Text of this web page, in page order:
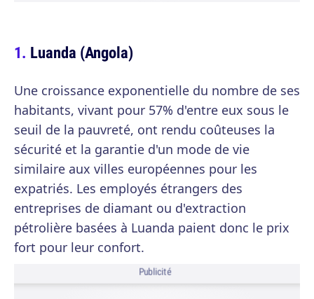
Luanda (Angola)
Une croissance exponentielle du nombre de ses
habitants, vivant pour 57% d'entre eux sous le
seuil de la pauvreté, ont rendu coûteuses la
sécurité et la garantie d'un mode de vie
similaire aux villes européennes pour les
expatriés. Les employés étrangers des
entreprises de diamant ou d'extraction
pétrolière basées à Luanda paient donc le prix
fort pour leur confort.
Publicité